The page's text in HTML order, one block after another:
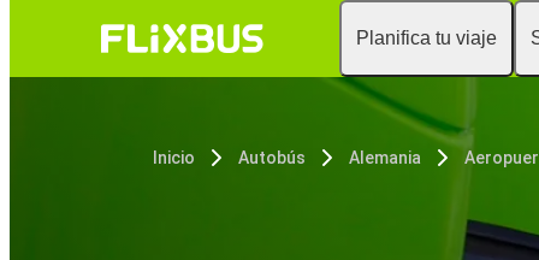
Planifica tu viaje
Inicio Autobús Alemania